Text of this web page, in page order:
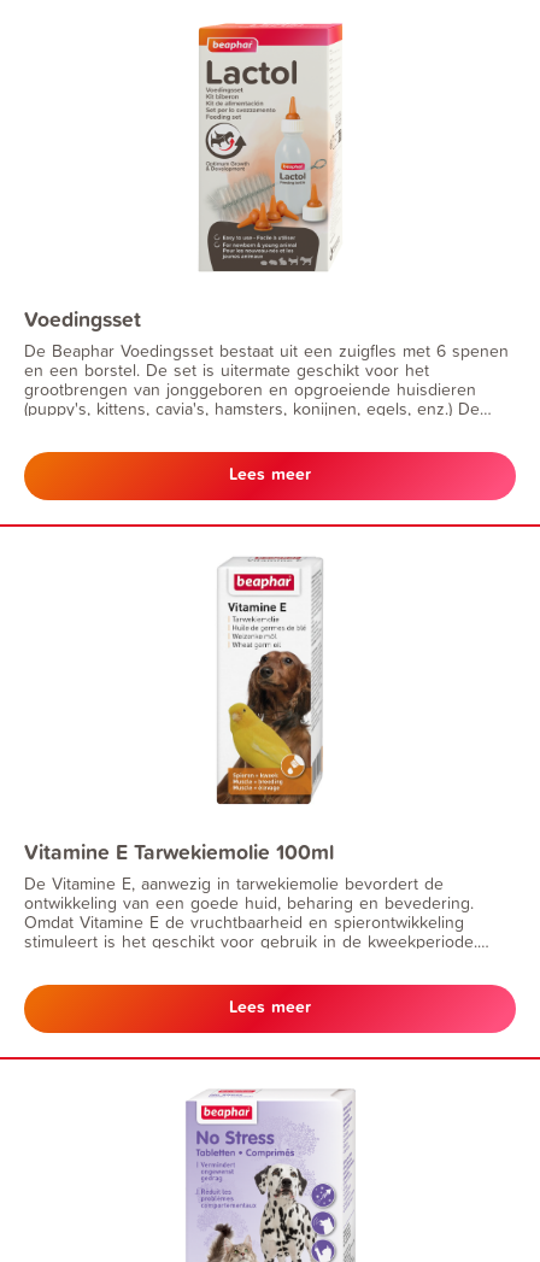
Voedingsset
De Beaphar Voedingsset bestaat uit een zuigfles met 6 spenen
en een borstel. De set is uitermate geschikt voor het
grootbrengen van jonggeboren en opgroeiende huisdieren
(puppy's, kittens, cavia's, hamsters, konijnen, egels, enz.) De
Lees meer
Vitamine E Tarwekiemolie 100ml
De Vitamine E, aanwezig in tarwekiemolie bevordert de
ontwikkeling van een goede huid, beharing en bevedering.
Omdat Vitamine E de vruchtbaarheid en spierontwikkeling
stimuleert is het geschikt voor gebruik in de kweekperiode.
Lees meer